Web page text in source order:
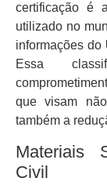
certificação é
utilizado no
informações do
Essa
que visam
também a
Materiais
Civil